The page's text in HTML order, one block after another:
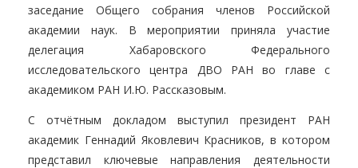
заседание Общего собрания членов Российской
академии наук. В мероприятии приняла участие
делегация Хабаровского Федерального
исследовательского центра ДВО РАН во главе с
академиком РАН И.Ю. Рассказовым.
С отчётным докладом выступил президент РАН
академик Геннадий Яковлевич Красников, в котором
представил ключевые направления деятельности